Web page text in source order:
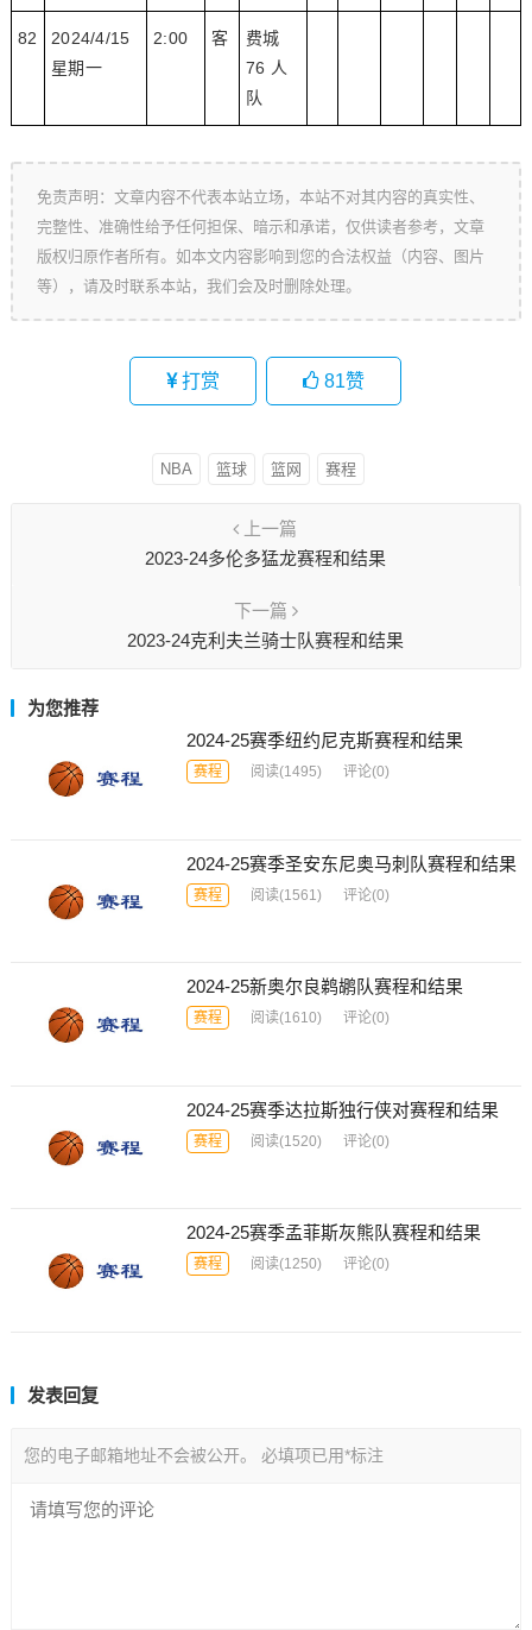
82
2024/4/15
星期一
2:00 客
费城
76 人
队
免责声明：文章内容不代表本站立场，本站不对其内容的真实性、
完整性、准确性给予任何担保、暗示和承诺，仅供读者参考，文章
版权归原作者所有。如本文内容影响到您的合法权益（内容、图片
等），请及时联系本站，我们会及时删除处理。
打赏 81赞
NBA 篮球 篮网 赛程
上一篇
2023-24多伦多猛龙赛程和结果
下一篇
2023-24克利夫兰骑士队赛程和结果
为您推荐
2024-25赛季纽约尼克斯赛程和结果
赛程 阅读(1495) 评论(0)
2024-25赛季圣安东尼奥马刺队赛程和结果
赛程 阅读(1561) 评论(0)
2024-25新奥尔良鹈鹕队赛程和结果
赛程 阅读(1610) 评论(0)
2024-25赛季达拉斯独行侠对赛程和结果
赛程 阅读(1520) 评论(0)
2024-25赛季孟菲斯灰熊队赛程和结果
赛程 阅读(1250) 评论(0)
发表回复
您的电子邮箱地址不会被公开。 必填项已用*标注